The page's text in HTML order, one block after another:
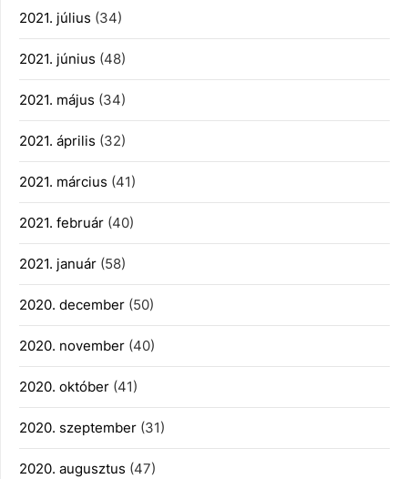
2021. július (34)
2021. június (48)
2021. május (34)
2021. április (32)
2021. március (41)
2021. február (40)
2021. január (58)
2020. december (50)
2020. november (40)
2020. október (41)
2020. szeptember (31)
2020. augusztus (47)